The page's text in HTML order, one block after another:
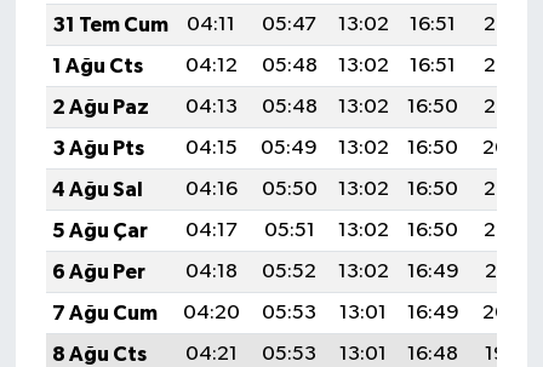
31 Tem Cum 04:11 05:47 13:02 16:51
20:07
1 Ağu Cts
04:12 05:48 13:02 16:51
20:06
2 Ağu Paz
04:13 05:48 13:02 16:50
20:05
3 Ağu Pts
04:15 05:49 13:02 16:50
20:04
4 Ağu Sal
04:16 05:50 13:02 16:50
20:03
5 Ağu Çar
04:17 05:51 13:02 16:50
20:02
6 Ağu Per
04:18 05:52 13:02 16:49
20:01
7 Ağu Cum
04:20 05:53 13:01 16:49
20:00
8 Ağu Cts
04:21 05:53 13:01 16:48
19:59